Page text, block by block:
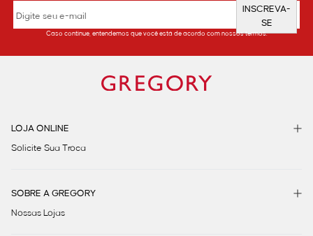
INSCREVA-
SE
Caso continue, entendemos que você está de acordo com nossos termos.
LOJA ONLINE
Solicite Sua Troca
SOBRE A GREGORY
Nossas Lojas